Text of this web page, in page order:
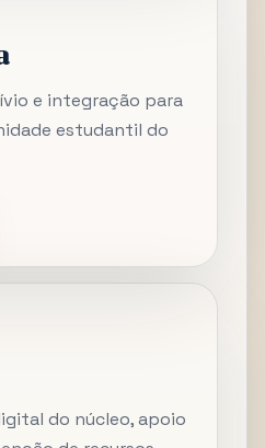
e integração para
estudantil do
do núcleo, apoio